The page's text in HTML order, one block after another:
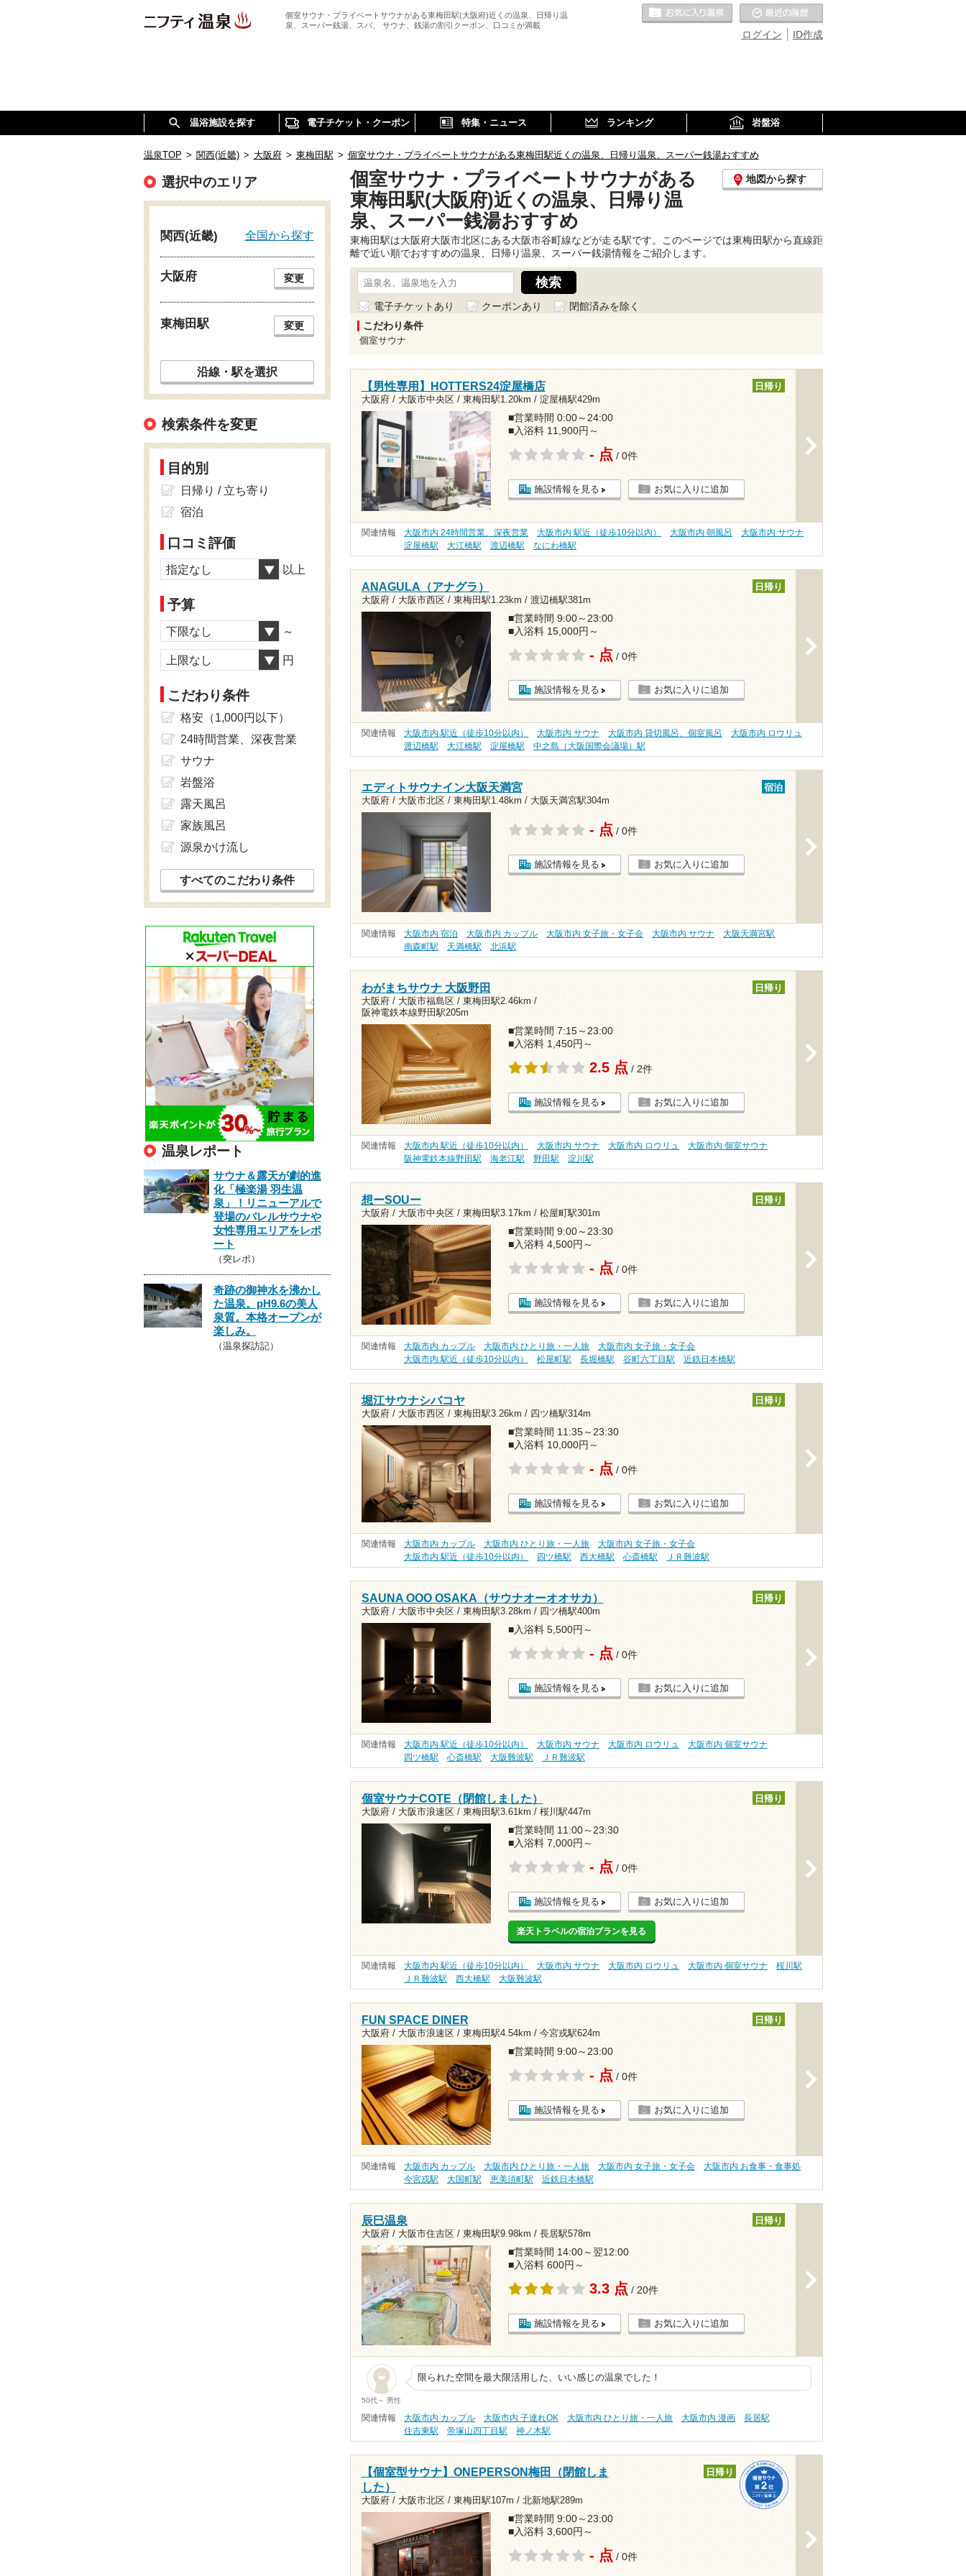
個室サウナ・プライベートサウナがある東梅田駅(大阪府)近くの温泉、日帰り温
泉、スーパー銭湯、スパ、 サウナ、銭湯の割引クーポン、口コミが満載
ID作成
ログイン
お気に入りの温泉
温浴施設を探す 電子チケット・クーポン 特集・ニュース ランキング 岩盤浴
温泉TOP > 関西(近畿) > 大阪府 > 東梅田駅 > 個室サウナ・プライベートサウナがある東梅田駅近くの温泉、日帰り温泉、スーパー銭湯おすすめ
個室サウナ・プライベートサウナがある
東梅田駅(大阪府)近くの温泉、日帰り温
泉、スーパー銭湯おすすめ
地図から探す
東梅田駅は大阪府大阪市北区にある大阪市谷町線などが走る駅です。このページでは東梅田駅から直線距
離で近い順でおすすめの温泉、日帰り温泉、スーパー銭湯情報をご紹介します。
電子チケットあり クーポンあり
閉館済みを除く
こだわり条件
個室サウナ
【男性専用】HOTTERS24淀屋橋店
大阪府 / 大阪市中央区 / 東梅田駅1.20km / 淀屋橋駅429m
日帰り
■営業時間 0:00～24:00
■入浴料 11,900円～
- 点 / 0件
施設情報を見る お気に入りに追加
関連情報 大阪市内 24時間営業、深夜営業 大阪市内 駅近（徒歩10分以内） 大阪市内 朝風呂
大阪市内 サウナ
淀屋橋駅
大江橋駅 渡辺橋駅 なにわ橋駅
ANAGULA（アナグラ）
大阪府 / 大阪市西区 / 東梅田駅1.23km / 渡辺橋駅381m
日帰り
■営業時間 9:00～23:00
■入浴料 15,000円～
- 点 / 0件
施設情報を見る お気に入りに追加
関連情報 大阪市内 駅近（徒歩10分以内） 大阪市内 サウナ 大阪市内 貸切風呂、個室風呂
大阪市内 ロウリュ
渡辺橋駅
大江橋駅 淀屋橋駅 中之島（大阪国際会議場）駅
エディトサウナイン大阪天満宮
大阪府 / 大阪市北区 / 東梅田駅1.48km / 大阪天満宮駅304m
宿泊
- 点 / 0件
施設情報を見る お気に入りに追加
関連情報 大阪市内 宿泊 大阪市内 カップル 大阪市内 女子旅・女子会 大阪市内 サウナ
大阪天満宮駅
南森町駅
天満橋駅 北浜駅
わがまちサウナ 大阪野田
大阪府 / 大阪市福島区 / 東梅田駅2.46km /
阪神電鉄本線野田駅205m
日帰り
■営業時間 7:15～23:00
■入浴料 1,450円～
2.5 点 / 2件
施設情報を見る お気に入りに追加
関連情報 大阪市内 駅近（徒歩10分以内） 大阪市内 サウナ 大阪市内 ロウリュ
大阪市内 個室サウナ
阪神電鉄本線野田駅
海老江駅 野田駅 淀川駅
想ーSOUー
大阪府 / 大阪市中央区 / 東梅田駅3.17km / 松屋町駅301m
日帰り
■営業時間 9:00～23:30
■入浴料 4,500円～
- 点 / 0件
施設情報を見る お気に入りに追加
関連情報 大阪市内 カップル 大阪市内 ひとり旅・一人旅
大阪市内 女子旅・女子会
大阪市内 駅近（徒歩10分以内）
松屋町駅 長堀橋駅 谷町六丁目駅 近鉄日本橋駅
堀江サウナシバコヤ
大阪府 / 大阪市西区 / 東梅田駅3.26km / 四ツ橋駅314m
日帰り
■営業時間 11:35～23:30
■入浴料 10,000円～
- 点 / 0件
施設情報を見る お気に入りに追加
関連情報 大阪市内 カップル 大阪市内 ひとり旅・一人旅
大阪市内 女子旅・女子会
大阪市内 駅近（徒歩10分以内）
四ツ橋駅 西大橋駅 心斎橋駅 ＪＲ難波駅
SAUNA OOO OSAKA（サウナオーオオサカ）
大阪府 / 大阪市中央区 / 東梅田駅3.28km / 四ツ橋駅400m
日帰り
■入浴料 5,500円～
- 点 / 0件
施設情報を見る お気に入りに追加
関連情報 大阪市内 駅近（徒歩10分以内） 大阪市内 サウナ 大阪市内 ロウリュ
大阪市内 個室サウナ
四ツ橋駅
心斎橋駅 大阪難波駅 ＪＲ難波駅
個室サウナCOTE（閉館しました）
大阪府 / 大阪市浪速区 / 東梅田駅3.61km / 桜川駅447m
日帰り
■営業時間 11:00～23:30
■入浴料 7,000円～
- 点 / 0件
施設情報を見る お気に入りに追加
楽天トラベルの宿泊プランを見る
関連情報 大阪市内 駅近（徒歩10分以内） 大阪市内 サウナ 大阪市内 ロウリュ 大阪市内 個室サウナ
桜川駅
ＪＲ難波駅
西大橋駅 大阪難波駅
FUN SPACE DINER
大阪府 / 大阪市浪速区 / 東梅田駅4.54km / 今宮戎駅624m
日帰り
■営業時間 9:00～23:00
- 点 / 0件
施設情報を見る お気に入りに追加
関連情報 大阪市内 カップル 大阪市内 ひとり旅・一人旅 大阪市内 女子旅・女子会
大阪市内 お食事・食事処
今宮戎駅
大国町駅 恵美須町駅 近鉄日本橋駅
辰巳温泉
大阪府 / 大阪市住吉区 / 東梅田駅9.98km / 長居駅578m
日帰り
■営業時間 14:00～翌12:00
■入浴料 600円～
3.3 点 / 20件
施設情報を見る お気に入りに追加
50代～ 男性
限られた空間を最大限活用した、いい感じの温泉でした！
関連情報 大阪市内 カップル 大阪市内 子連れOK 大阪市内 ひとり旅・一人旅 大阪市内 漫画
長居駅
住吉東駅
帝塚山四丁目駅 神ノ木駅
【個室型サウナ】ONEPERSON梅田（閉館しま
した）
大阪府 / 大阪市北区 / 東梅田駅107m / 北新地駅289m
日帰り
■営業時間 9:00～23:00
■入浴料 3,600円～
- 点 / 0件
選択中のエリア
関西(近畿) 全国から探す
大阪府 変更
東梅田駅 変更
沿線・駅を選択
検索条件を変更
目的別
日帰り / 立ち寄り
宿泊
口コミ評価
指定なし 以上
予算
下限なし ～
上限なし 円
こだわり条件
格安（1,000円以下）
24時間営業、深夜営業
サウナ
岩盤浴
露天風呂
家族風呂
源泉かけ流し
すべてのこだわり条件
温泉レポート
サウナ＆露天が劇的進
化「極楽湯 羽生温
泉」！リニューアルで
登場のバレルサウナや
女性専用エリアをレポ
ート
（突レポ）
奇跡の御神水を沸かし
た温泉。pH9.6の美人
泉質。本格オープンが
楽しみ。
（温泉探訪記）